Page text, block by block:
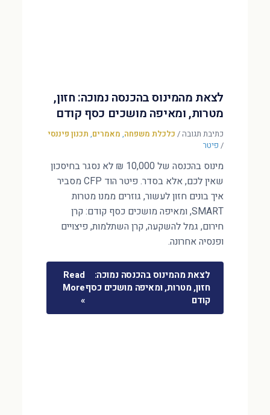
לצאת מהמינוס בהכנסה נמוכה: חזון,
מטרות, ומאיפה מושכים כסף קודם
כתיבת תגובה/ כלכלת משפחה, מאמרים, תכנון פיננסי
/ פיטר
מינוס בהכנסה של 10,000 ₪ לא נסגר בחיסכון
שאין לכם, אלא בסדר. פיטר הוד CFP מסביר
איך בונים חזון לעשור, גוזרים ממנו מטרות
SMART, ומאיפה מושכים כסף קודם: קרן
חירום, גמל להשקעה, קרן השתלמות, פיצויים
ופנסיה אחרונה.
לצאת מהמינוס בהכנסה נמוכה:
חזון, מטרות, ומאיפה מושכים כסף
קודם
Read
More
»